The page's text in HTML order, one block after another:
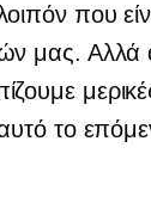
που
μας. Αλλά
το